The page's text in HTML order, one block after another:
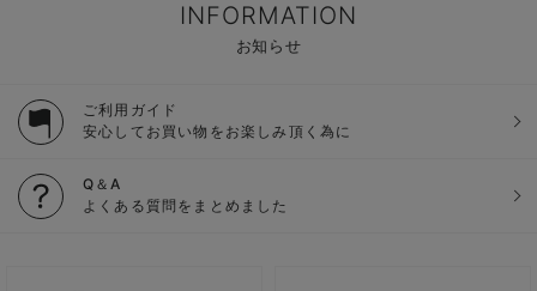
INFORMATION
お知らせ
ご利用ガイド
安心してお買い物をお楽しみ頂く為に
Q＆A
よくある質問をまとめました